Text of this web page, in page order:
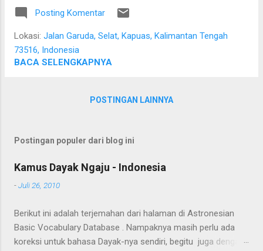
dihubungkan dengan jembatan, sehingga
tidak menyulitkan hubungan diantara
berbagai ruangan di sekolah ini. Sekolah
Dasar Negeri 3 Selat Tengah by jumatil on
Posting Komentar
Lokasi: Jalan Garuda, Selat, Kapuas, Kalimantan Tengah
73516, Indonesia
BACA SELENGKAPNYA
POSTINGAN LAINNYA
Postingan populer dari blog ini
Kamus Dayak Ngaju - Indonesia
-Juli 26, 2010
Berikut ini adalah terjemahan dari halaman di Astronesian
Basic Vocabulary Database . Nampaknya masih perlu ada
koreksi untuk bahasa Dayak-nya sendiri, begitu juga dengan